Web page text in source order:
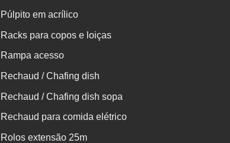
Púlpito em acrílico
Racks para copos e loiças
Rampa acesso
Rechaud / Chafing dish
Rechaud / Chafing dish sopa
Rechaud para comida elétrico
Rolos extensão 25m